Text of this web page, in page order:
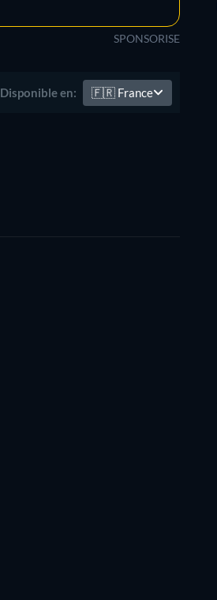
SPONSORISE
Disponible en: 🇫🇷 France